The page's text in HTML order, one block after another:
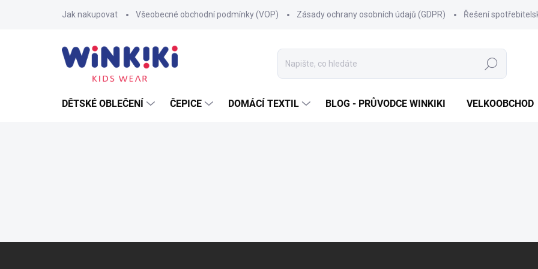
Jak nakupovat Všeobecné obchodní podmínky (VOP) Zásady ochrany osobních údajů (GDPR) Řešení
Hledat
DĚTSKÉ OBLEČENÍ ČEPICE DOMÁCÍ TEXTIL BLOG - PRŮVODCE WINKIKI VELKOOBCHOD